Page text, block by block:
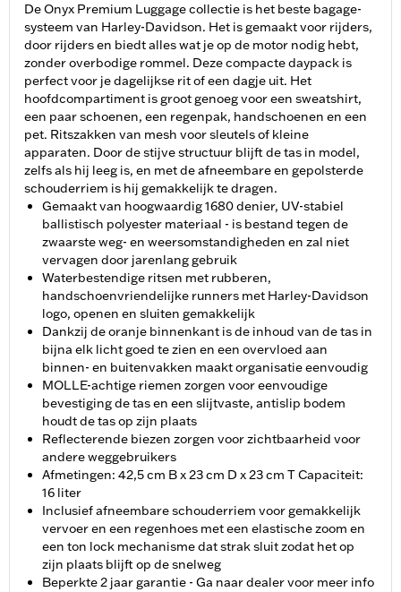
De Onyx Premium Luggage collectie is het beste bagage-
systeem van Harley-Davidson. Het is gemaakt voor rijders,
door rijders en biedt alles wat je op de motor nodig hebt,
zonder overbodige rommel. Deze compacte daypack is
perfect voor je dagelijkse rit of een dagje uit. Het
hoofdcompartiment is groot genoeg voor een sweatshirt,
een paar schoenen, een regenpak, handschoenen en een
pet. Ritszakken van mesh voor sleutels of kleine
apparaten. Door de stijve structuur blijft de tas in model,
zelfs als hij leeg is, en met de afneembare en gepolsterde
schouderriem is hij gemakkelijk te dragen.
Gemaakt van hoogwaardig 1680 denier, UV-stabiel
ballistisch polyester materiaal - is bestand tegen de
zwaarste weg- en weersomstandigheden en zal niet
vervagen door jarenlang gebruik
Waterbestendige ritsen met rubberen,
handschoenvriendelijke runners met Harley-Davidson
logo, openen en sluiten gemakkelijk
Dankzij de oranje binnenkant is de inhoud van de tas in
bijna elk licht goed te zien en een overvloed aan
binnen- en buitenvakken maakt organisatie eenvoudig
MOLLE-achtige riemen zorgen voor eenvoudige
bevestiging de tas en een slijtvaste, antislip bodem
houdt de tas op zijn plaats
Reflecterende biezen zorgen voor zichtbaarheid voor
andere weggebruikers
Afmetingen: 42,5 cm B x 23 cm D x 23 cm T Capaciteit:
16 liter
Inclusief afneembare schouderriem voor gemakkelijk
vervoer en een regenhoes met een elastische zoom en
een ton lock mechanisme dat strak sluit zodat het op
zijn plaats blijft op de snelweg
Beperkte 2 jaar garantie - Ga naar dealer voor meer info